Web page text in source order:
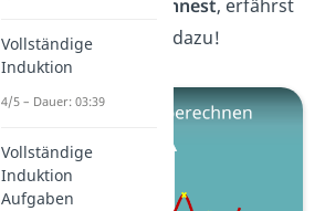
Extrempunkte berechnest, erfährst
du in unserem
dazu!
Vollständige
Induktion
4/5 – Dauer: 03:39
Vollständige
Induktion
Aufgaben